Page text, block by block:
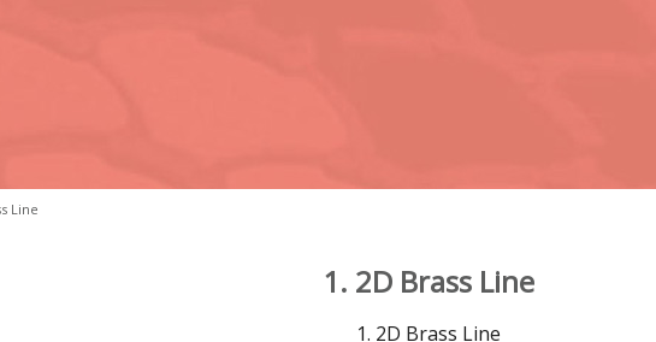
Line
1. 2D Brass Line
1. 2D Brass Line